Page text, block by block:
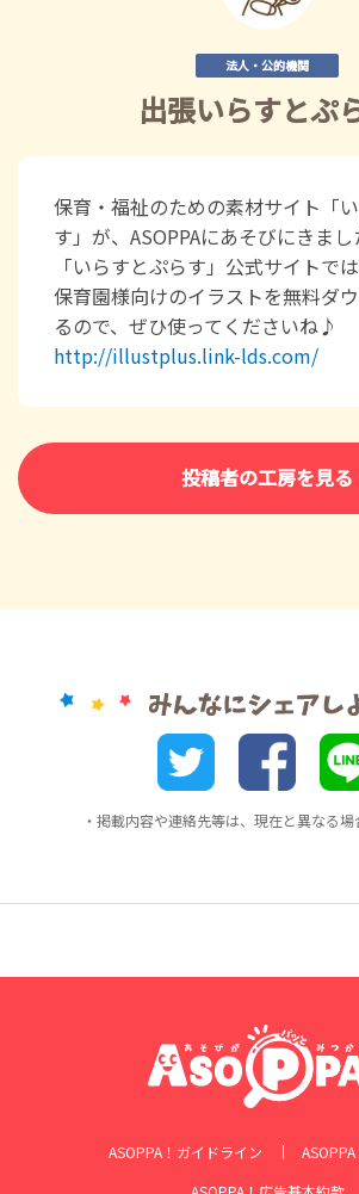
法人・公的機関
出張いらすとぷ
保育・福祉のための素材サイト「
す」が、ASOPPAにあそびにきまし
「いらすとぷらす」公式サイトで
保育園様向けのイラストを無料ダ
るので、ぜひ使ってくださいね♪
http://illustplus.link-lds.com/
投稿者の工房を見る
・掲載内容や連絡先等は、現在と異なる場
ASOPPA！ガイドライン